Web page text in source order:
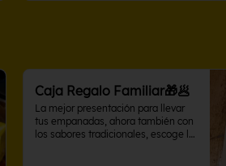
Caja Regalo Familiar🎁🥟
La mejor presentación para llevar
tus empanadas, ahora también con
los sabores tradicionales, escoge la